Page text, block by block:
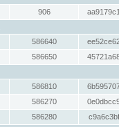
906
586640
586650
586810
586270
586280